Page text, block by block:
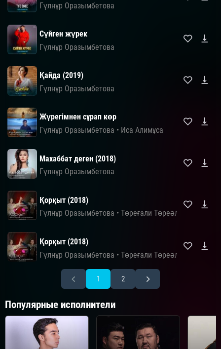
Гүлнұр Оразымбетова
Сүйген жүрек
Гүлнұр Оразымбетова
Қайда (2019)
Гүлнұр Оразымбетова
Жүрегімнен сұрап көр
Гүлнұр Оразымбетова • Иса Алимұса
Маxаббат деген (2018)
Гүлнұр Оразымбетова
Қорқыт (2018)
Гүлнұр Оразымбетова • Төреғали Төреәлі
Қорқыт (2018)
Гүлнұр Оразымбетова • Төреғали Төреәлі
1 2
Популярные исполнители